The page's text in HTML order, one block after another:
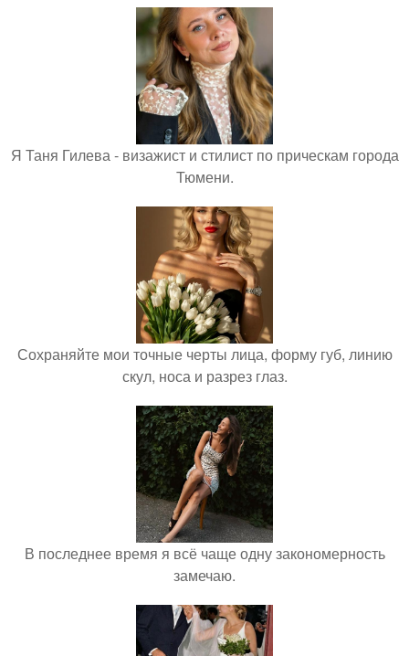
Я Таня Гилева - визажист и стилист по прическам города
Тюмени.
Сохраняйте мои точные черты лица, форму губ, линию
скул, носа и разрез глаз.
В последнее время я всё чаще одну закономерность
замечаю.